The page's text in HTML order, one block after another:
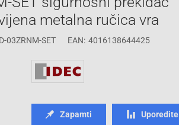
metalna ručica vra
03ZRNM-SET EAN: 4016138644425
Zapamti Uporedite